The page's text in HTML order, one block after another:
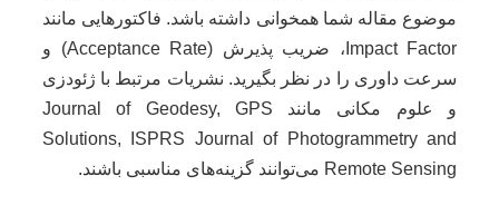
موضوع مقاله شما همخوانی داشته باشد. فاکتورهایی مانند
Impact Factor، ضریب پذیرش (Acceptance Rate) و
سرعت داوری را در نظر بگیرید. نشریات مرتبط با ژئودزی
و علوم مکانی مانند Journal of Geodesy, GPS
Solutions, ISPRS Journal of Photogrammetry and
Remote Sensing می‌توانند گزینه‌های مناسبی باشند.